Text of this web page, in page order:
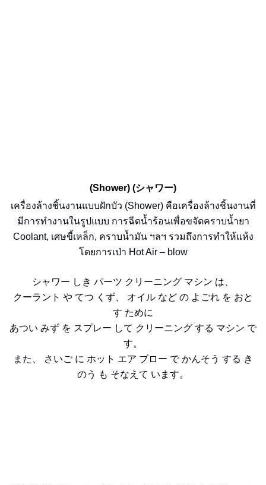
(Shower) (シャワー)
เครื่องล้างชิ้นงานแบบฝักบัว (Shower) คือเครื่องล้างชิ้นงานที่
มีการทำงานในรูปแบบ การฉีดน้ำร้อนเพื่อขจัดคราบน้ำยา
Coolant, เศษขี้เหล็ก, คราบน้ำมัน ฯลฯ รวมถึงการทำให้แห้ง
โดยการเป่า Hot Air – blow
シャワー しき パーツ クリーニング マシン は、
クーラント や てつ くず、 オイル など の よごれ を おと
す ために
あつい みず を スプレー して クリーニング する マシン で
す。
また、 さいご に ホット エア ブロー で かんそう する き
のう も そなえて います。